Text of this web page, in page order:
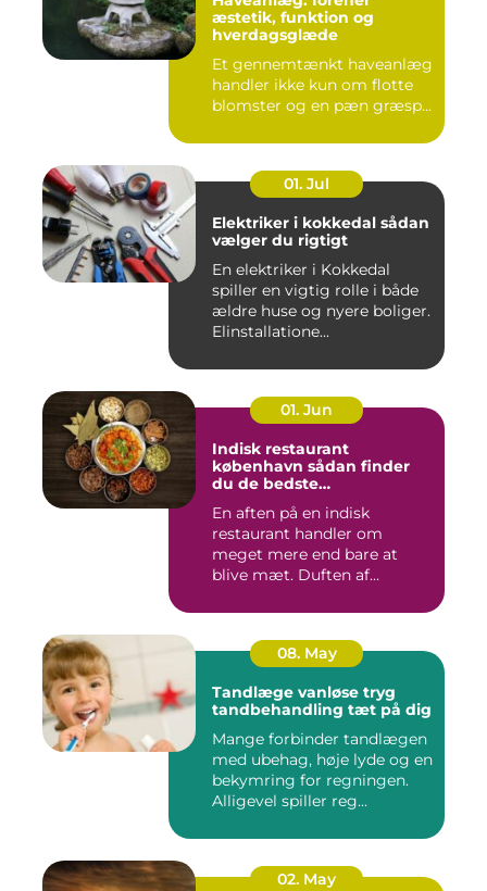
æstetik, funktion og
hverdagsglæde
Et gennemtænkt haveanlæg
handler ikke kun om flotte
blomster og en pæn græsp...
01. Jul
Elektriker i kokkedal sådan
vælger du rigtigt
En elektriker i Kokkedal
spiller en vigtig rolle i både
ældre huse og nyere boliger.
Elinstallatione...
01. Jun
Indisk restaurant
københavn sådan finder
du de bedste
En aften på en indisk
restaurant handler om
meget mere end bare at
blive mæt. Duften af
08. May
Tandlæge vanløse tryg
tandbehandling tæt på dig
Mange forbinder tandlægen
med ubehag, høje lyde og en
bekymring for regningen.
Alligevel spiller reg...
02. May